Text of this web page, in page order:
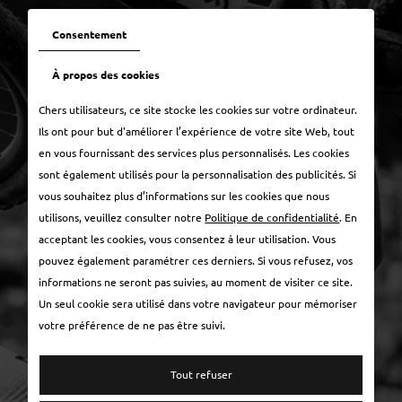
Consentement
À propos des cookies
Chers utilisateurs, ce site stocke les cookies sur votre ordinateur.
Ils ont pour but d'améliorer l’expérience de votre site Web, tout
en vous fournissant des services plus personnalisés. Les cookies
sont également utilisés pour la personnalisation des publicités. Si
vous souhaitez plus d’informations sur les cookies que nous
utilisons, veuillez consulter notre Politique de confidentialité. En
acceptant les cookies, vous consentez à leur utilisation. Vous
pouvez également paramétrer ces derniers. Si vous refusez, vos
informations ne seront pas suivies, au moment de visiter ce site.
Un seul cookie sera utilisé dans votre navigateur pour mémoriser
votre préférence de ne pas être suivi.
Tout refuser